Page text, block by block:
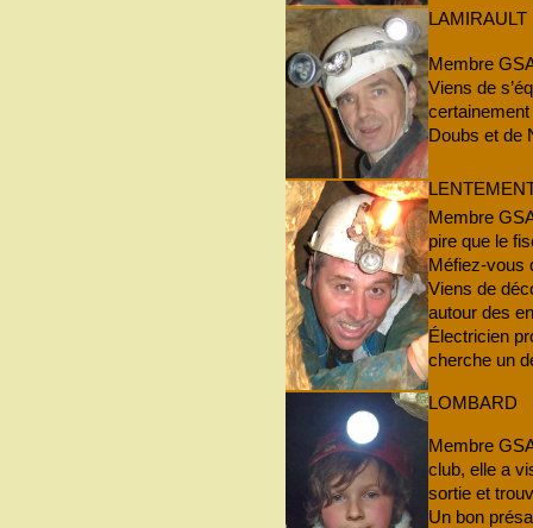
LAMIRAULT
Membre
Viens de
Doubs et de
Membre
pire que le
Méfiez-vous
Viens de
autour des
Électricien
cherche un
LOMBARD
Membre
club, elle a
sortie et
Un bon